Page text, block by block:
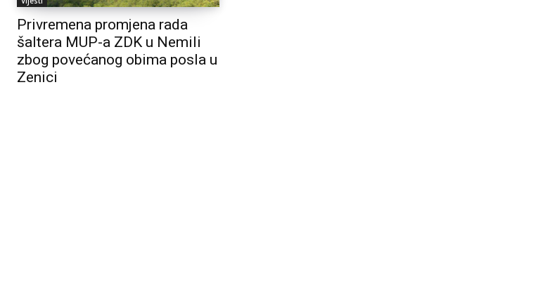
Privremena promjena rada
šaltera MUP-a ZDK u Nemili
zbog povećanog obima posla u
Zenici